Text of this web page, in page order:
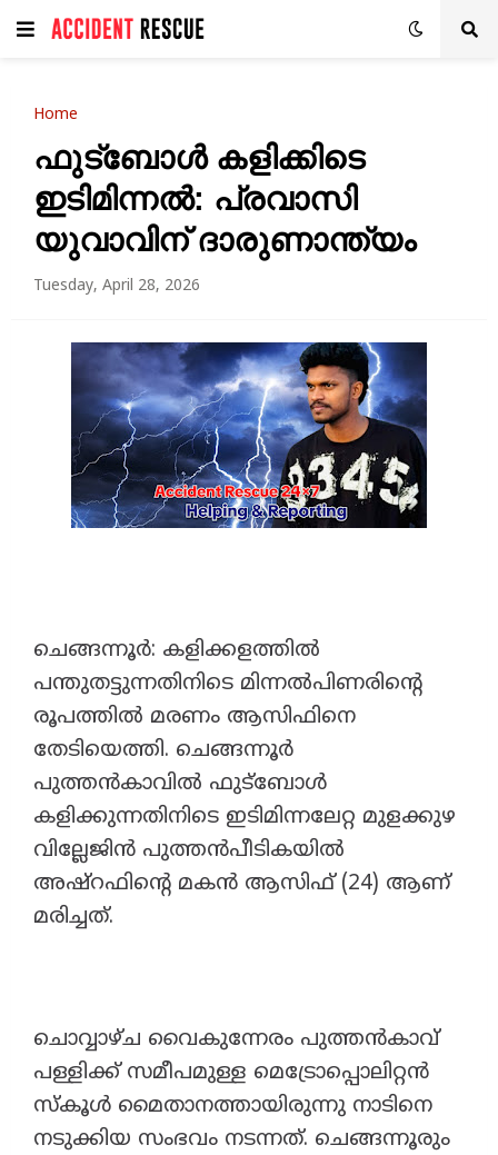
Home
ഫുട്ബോൾ കളിക്കിടെ
ഇടിമിന്നൽ: പ്രവാസി
യുവാവിന് ദാരുണാന്ത്യം
Tuesday, April 28, 2026
​ചെങ്ങന്നൂർ: കളിക്കളത്തിൽ
പന്തുതട്ടുന്നതിനിടെ മിന്നൽപിണരിന്റെ
രൂപത്തിൽ മരണം ആസിഫിനെ
തേടിയെത്തി. ചെങ്ങന്നൂർ
പുത്തൻകാവിൽ ഫുട്ബോൾ
കളിക്കുന്നതിനിടെ ഇടിമിന്നലേറ്റ മുളക്കുഴ
വില്ലേജിൻ പുത്തൻപീടികയിൽ
അഷ്റഫിന്റെ മകൻ ആസിഫ് (24) ആണ്
മരിച്ചത്.
​ചൊവ്വാഴ്ച വൈകുന്നേരം പുത്തൻകാവ്
പള്ളിക്ക് സമീപമുള്ള മെട്രോപ്പൊലിറ്റൻ
സ്കൂൾ മൈതാനത്തായിരുന്നു നാടിനെ
നടുക്കിയ സംഭവം നടന്നത്. ചെങ്ങന്നൂരും